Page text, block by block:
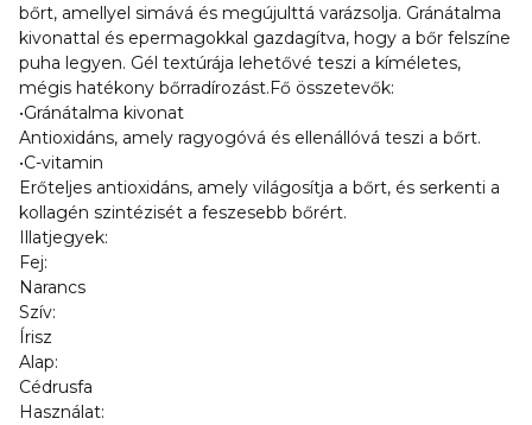
bőrt, amellyel simává és megújulttá varázsolja. Gránátalma
kivonattal és epermagokkal gazdagítva, hogy a bőr felszíne
puha legyen. Gél textúrája lehetővé teszi a kíméletes,
mégis hatékony bőrradírozást.Fő összetevők:
•Gránátalma kivonat
Antioxidáns, amely ragyogóvá és ellenállóvá teszi a bőrt.
•C-vitamin
Erőteljes antioxidáns, amely világosítja a bőrt, és serkenti a
kollagén szintézisét a feszesebb bőrért.
Illatjegyek:
Fej:
Narancs
Szív:
Írisz
Alap:
Cédrusfa
Használat: